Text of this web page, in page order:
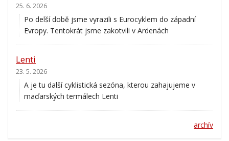
25. 6. 2026
Po delší době jsme vyrazili s Eurocyklem do západní
Evropy. Tentokrát jsme zakotvili v Ardenách
Lenti
23. 5. 2026
A je tu další cyklistická sezóna, kterou zahajujeme v
maďarských termálech Lenti
archív